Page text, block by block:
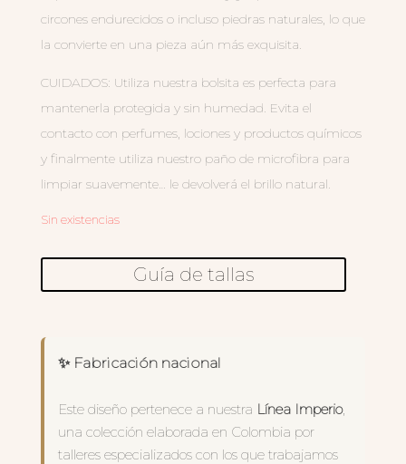
circones endurecidos o incluso piedras naturales, lo que
la convierte en una pieza aún más exquisita.
CUIDADOS: Utiliza nuestra bolsita es perfecta para
mantenerla protegida y sin humedad. Evita el
contacto con perfumes, lociones y productos químicos
y finalmente utiliza nuestro paño de microfibra para
limpiar suavemente… le devolverá el brillo natural.
Sin existencias
Guía de tallas
✨ Fabricación nacional
Este diseño pertenece a nuestra Línea Imperio,
una colección elaborada en Colombia por
talleres especializados con los que trabajamos